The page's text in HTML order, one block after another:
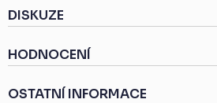
DISKUZE
HODNOCENÍ
OSTATNÍ INFORMACE